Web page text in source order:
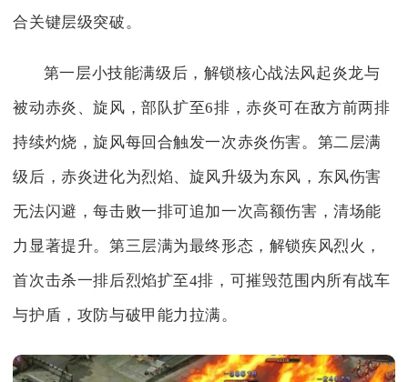
合关键层级突破。
第一层小技能满级后，解锁核心战法风起炎龙与
被动赤炎、旋风，部队扩至6排，赤炎可在敌方前两排
持续灼烧，旋风每回合触发一次赤炎伤害。第二层满
级后，赤炎进化为烈焰、旋风升级为东风，东风伤害
无法闪避，每击败一排可追加一次高额伤害，清场能
力显著提升。第三层满为最终形态，解锁疾风烈火，
首次击杀一排后烈焰扩至4排，可摧毁范围内所有战车
与护盾，攻防与破甲能力拉满。